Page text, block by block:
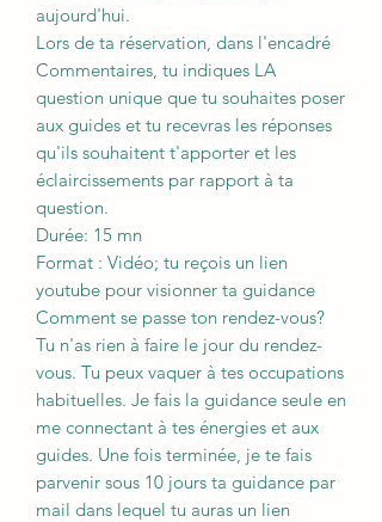
aujourd'hui.
Lors de ta réservation, dans l'encadré
Commentaires, tu indiques LA
question unique que tu souhaites poser
aux guides et tu recevras les réponses
qu'ils souhaitent t'apporter et les
éclaircissements par rapport à ta
question.
Durée: 15 mn
Format : Vidéo; tu reçois un lien
youtube pour visionner ta guidance
Comment se passe ton rendez-vous?
Tu n'as rien à faire le jour du rendez-
vous. Tu peux vaquer à tes occupations
habituelles. Je fais la guidance seule en
me connectant à tes énergies et aux
guides. Une fois terminée, je te fais
parvenir sous 10 jours ta guidance par
mail dans lequel tu auras un lien